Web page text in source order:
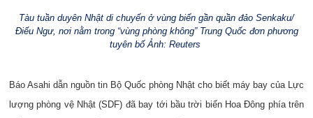
Tàu tuần duyên Nhật di chuyển ở vùng biển gần quần đảo Senkaku/
Điếu Ngư, nơi nằm trong “vùng phòng không” Trung Quốc đơn phương
tuyên bố Ảnh: Reuters
Báo Asahi dẫn nguồn tin Bộ Quốc phòng Nhật cho biết máy bay của Lực
lượng phòng vệ Nhật (SDF) đã bay tới bầu trời biển Hoa Đông phía trên